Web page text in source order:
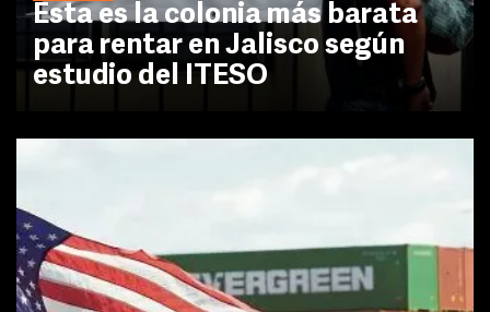
Esta es la colonia más barata
para rentar en Jalisco según
estudio del ITESO